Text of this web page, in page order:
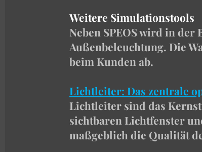
Weitere Simulationstools
Neben SPEOS wird in
Außenbeleuchtung. Die
beim Kunden ab.
Lichtleiter: Das zentrale
Lichtleiter sind das
sichtbaren Lichtfenster
maßgeblich die Qualität